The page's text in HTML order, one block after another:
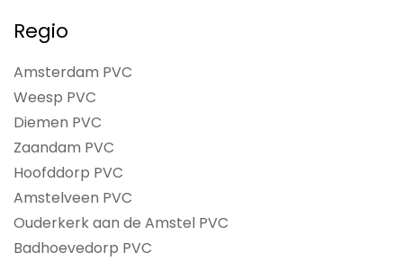
Regio
Amsterdam PVC
Weesp PVC
Diemen PVC
Zaandam PVC
Hoofddorp PVC
Amstelveen PVC
Ouderkerk aan de Amstel PVC
Badhoevedorp PVC